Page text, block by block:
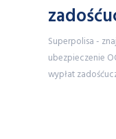
Superpolisa -
ubezpieczenie
wypłat